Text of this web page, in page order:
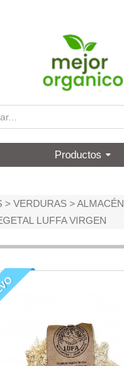
Productos
> VERDURAS >ALMACÉN
LUFFA VIRGEN